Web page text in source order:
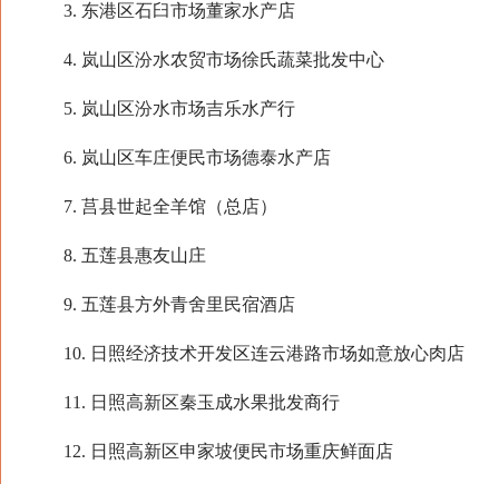
3. 东港区石臼市场董家水产店
4. 岚山区汾水农贸市场徐氏蔬菜批发中心
5. 岚山区汾水市场吉乐水产行
6. 岚山区车庄便民市场德泰水产店
7. 莒县世起全羊馆（总店）
8. 五莲县惠友山庄
9. 五莲县方外青舍里民宿酒店
10. 日照经济技术开发区连云港路市场如意放心肉店
11. 日照高新区秦玉成水果批发商行
12. 日照高新区申家坡便民市场重庆鲜面店